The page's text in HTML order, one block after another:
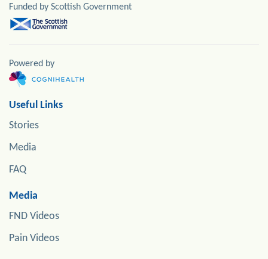
Funded by Scottish Government
Powered by
Useful Links
Stories
Media
FAQ
Media
FND Videos
Pain Videos